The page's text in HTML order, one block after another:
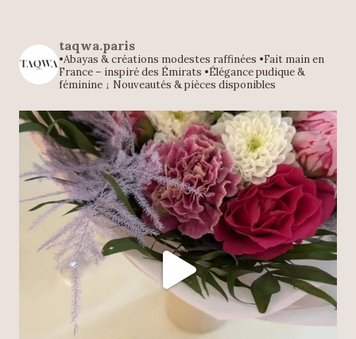
taqwa.paris
•Abayas & créations modestes raffinées •Fait main en
France – inspiré des Émirats •Élégance pudique &
féminine ↓ Nouveautés & pièces disponibles